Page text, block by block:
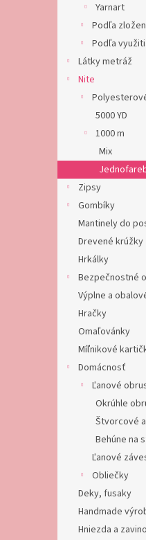
Yarnart
Podľa
Podľa
Látky metráž
Nite
5000 YD
1000 m
Mix
Zipsy
Gombíky
Mantinely do
Drevené krúžky
Hrkálky
Bezpečnostné
Výplne a
Hračky
Omaľovánky
Míľnikové
Domácnosť
Ľanové
Okrúhle
Štvorcové
Behúne na
Ľanové
Obliečky
Deky, fusaky
Handmade
Hniezda a